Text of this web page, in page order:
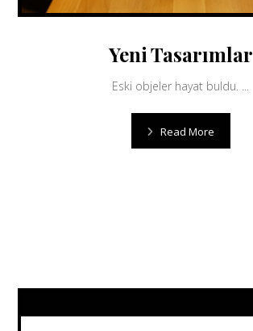
Yeni Tasarımlar
Eski objeler hayat buldu. ...
Read More